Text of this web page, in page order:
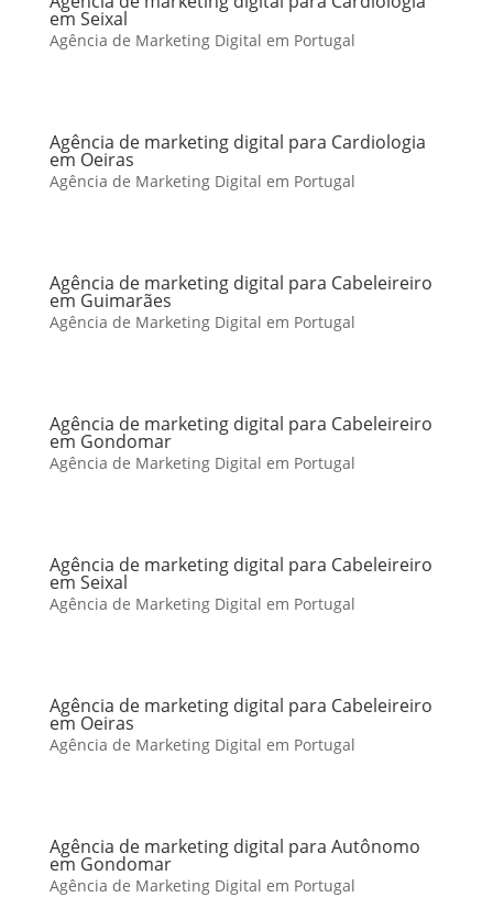
em Seixal
Agência de Marketing Digital em Portugal
Agência de marketing digital para Cardiologia
em Oeiras
Agência de Marketing Digital em Portugal
Agência de marketing digital para Cabeleireiro
em Guimarães
Agência de Marketing Digital em Portugal
Agência de marketing digital para Cabeleireiro
em Gondomar
Agência de Marketing Digital em Portugal
Agência de marketing digital para Cabeleireiro
em Seixal
Agência de Marketing Digital em Portugal
Agência de marketing digital para Cabeleireiro
em Oeiras
Agência de Marketing Digital em Portugal
Agência de marketing digital para Autônomo
em Gondomar
Agência de Marketing Digital em Portugal